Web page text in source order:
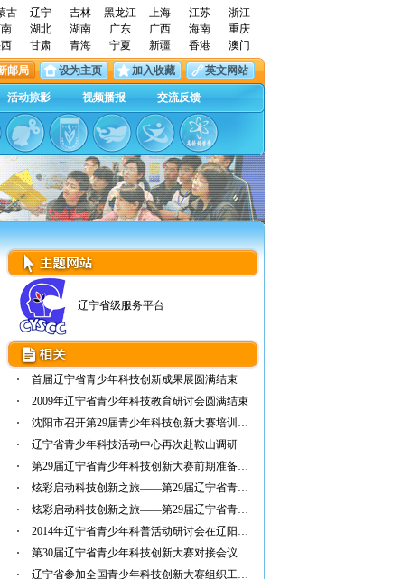
古 辽宁 吉林 黑龙江 上海 江苏
浙江
湖北 湖南 广东 广西 海南
重庆
甘肃 青海 宁夏 新疆 香港
澳门
邮局 设为主页 加入收藏 英文网站
活动掠影 视频播报 交流反馈
辽宁省级服务平台
首届辽宁省青少年科技创新成果展圆满结束
2009年辽宁省青少年科技教育研讨会圆满结束
沈阳市召开第29届青少年科技创新大赛培训交流会
辽宁省青少年科技活动中心再次赴鞍山调研
第29届辽宁省青少年科技创新大赛前期准备工作…
炫彩启动科技创新之旅——第29届辽宁省青少年…
炫彩启动科技创新之旅——第29届辽宁省青少年…
2014年辽宁省青少年科普活动研讨会在辽阳圆满…
第30届辽宁省青少年科技创新大赛对接会议召开
辽宁省参加全国青少年科技创新大赛组织工作者…